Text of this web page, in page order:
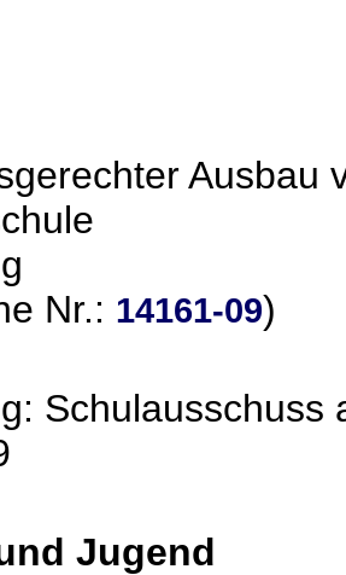
Ausbau
Nr.: 14161-09)
Schulausschuss
Jugend